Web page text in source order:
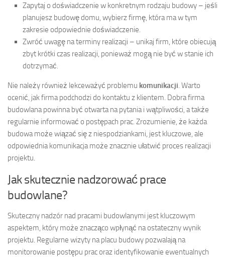
Zapytaj o doświadczenie w konkretnym rodzaju budowy – jeśli
planujesz budowę domu, wybierz firmę, która ma w tym
zakresie odpowiednie doświadczenie.
Zwróć uwagę na terminy realizacji – unikaj firm, które obiecują
zbyt krótki czas realizacji, ponieważ mogą nie być w stanie ich
dotrzymać.
Nie należy również lekceważyć problemu komunikacji. Warto
ocenić, jak firma podchodzi do kontaktu z klientem. Dobra firma
budowlana powinna być otwarta na pytania i wątpliwości, a także
regularnie informować o postępach prac. Zrozumienie, że każda
budowa może wiązać się z niespodziankami, jest kluczowe, ale
odpowiednia komunikacja może znacznie ułatwić proces realizacji
projektu.
Jak skutecznie nadzorować prace
budowlane?
Skuteczny nadzór nad pracami budowlanymi jest kluczowym
aspektem, który może znacząco wpłynąć na ostateczny wynik
projektu. Regularne wizyty na placu budowy pozwalają na
monitorowanie postępu prac oraz identyfikowanie ewentualnych